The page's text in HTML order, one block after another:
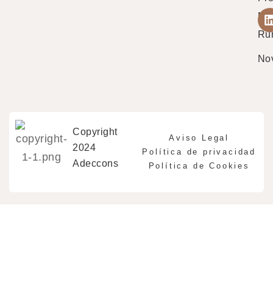
Copyright
2024
Adeccons
Aviso Legal
Política de privacidad
Política de Cookies